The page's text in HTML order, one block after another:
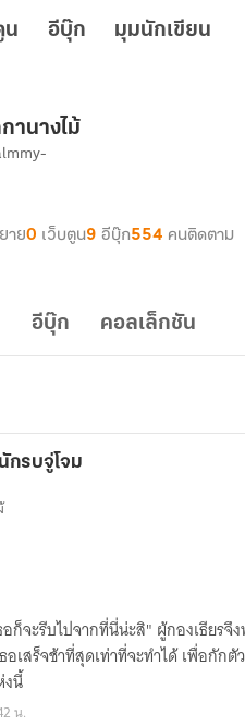
น อีบุ๊ก มุมนักเขียน
านางไม้
าย0 เว็บตูน9 อีบุ๊ก554 คนติดตาม
อีบุ๊ก คอลเล็กชัน
กรบจู่โจม
อก็จะรีบไปจากที่นี่น่ะสิ" ผู้กองเธียรจึ
อเสร็จช้าที่สุดเท่าที่จะทำได้ เพื่อกักตั
งนี้
น.